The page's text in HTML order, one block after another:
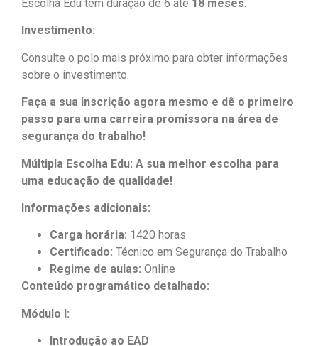
Escolha Edu tem duração de 6 até 18 meses.
Investimento:
Consulte o polo mais próximo para obter informações
sobre o investimento.
Faça a sua inscrição agora mesmo e dê o primeiro
passo para uma carreira promissora na área de
segurança do trabalho!
Múltipla Escolha Edu: A sua melhor escolha para
uma educação de qualidade!
Informações adicionais:
Carga horária: 1420 horas
Certificado: Técnico em Segurança do Trabalho
Regime de aulas: Online
Conteúdo programático detalhado:
Módulo I:
Introdução ao EAD